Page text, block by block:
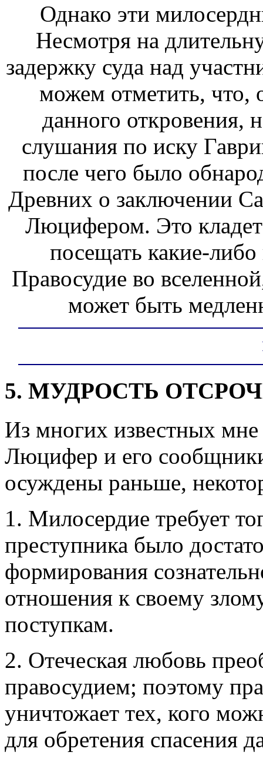
Однако эти
Несмотря на
задержку суда над
можем отметить, что,
данного откровения,
слушания по иску
после чего было
Древних о заключении
Люцифером. Это
посещать какие-
Правосудие во
может быть
5. МУДРОСТЬ
Из многих известных
Люцифер и его
осуждены раньше,
1. Милосердие требует
преступника было
формирования
отношения к своему
поступкам.
2. Отеческая любовь
правосудием; поэтому
уничтожает тех, кого
для обретения спасения